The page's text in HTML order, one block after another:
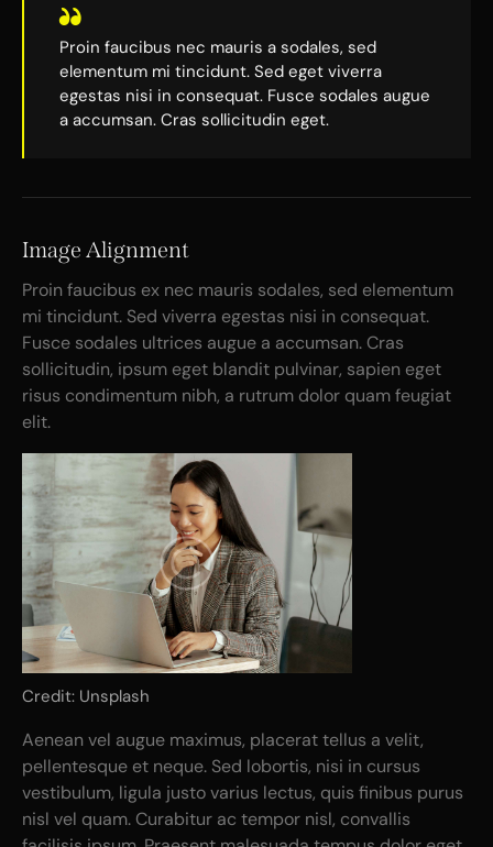
Proin faucibus nec mauris a sodales, sed
elementum mi tincidunt. Sed eget viverra
egestas nisi in consequat. Fusce sodales augue
a accumsan. Cras sollicitudin eget.
Image Alignment
Proin faucibus ex nec mauris sodales, sed elementum
mi tincidunt. Sed viverra egestas nisi in consequat.
Fusce sodales ultrices augue a accumsan. Cras
sollicitudin, ipsum eget blandit pulvinar, sapien eget
risus condimentum nibh, a rutrum dolor quam feugiat
elit.
Credit: Unsplash
Aenean vel augue maximus, placerat tellus a velit,
pellentesque et neque. Sed lobortis, nisi in cursus
vestibulum, ligula justo varius lectus, quis finibus purus
nisl vel quam. Curabitur ac tempor nisl, convallis